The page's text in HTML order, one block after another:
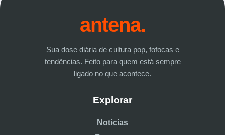
antena.
Sua dose diária de cultura pop, fofocas e
tendências. Feito para quem está sempre
ligado no que acontece.
Explorar
Notícias